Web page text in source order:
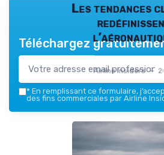
Les tendances
Airline Insiders —
Téléchargez
* En remplissant ce formulaire,
des fins commerciales par Airline